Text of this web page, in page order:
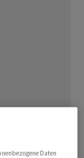
Daten